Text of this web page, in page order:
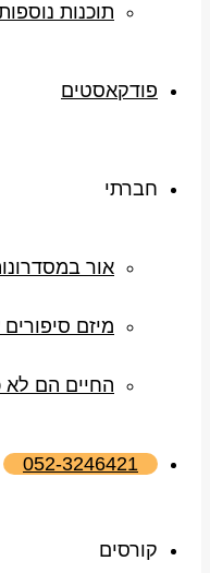
תוכנות
פודקאסטים
חברתי
אור
מיזם סיפורים
החיים הם לא
052-3246421
קורסים